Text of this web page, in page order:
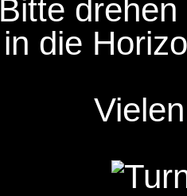
Bitte
in die